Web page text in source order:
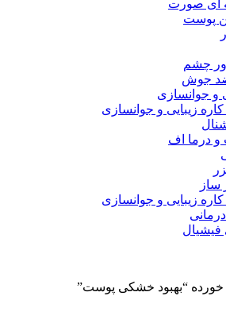
ای صورت
پوست
چشم
جوش
و جوانسازی
زیبایی و جوانسازی
و درما اف
ساز
زیبایی و جوانسازی
فیشیال
“بهبود خشکی پوست”